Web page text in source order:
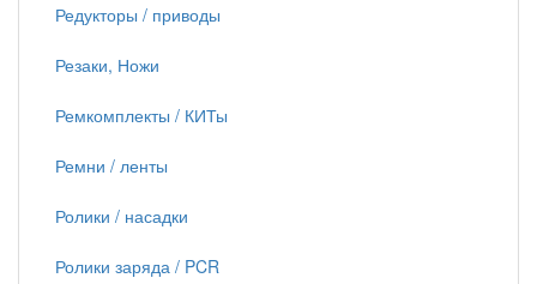
Редукторы / приводы
Резаки, Ножи
Ремкомплекты / КИТы
Ремни / ленты
Ролики / насадки
Ролики заряда / PCR